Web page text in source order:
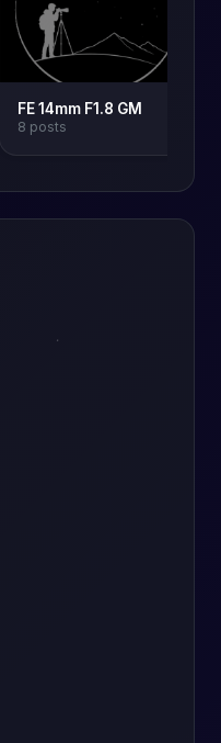
FE 14mm F1.8 GM
8 posts